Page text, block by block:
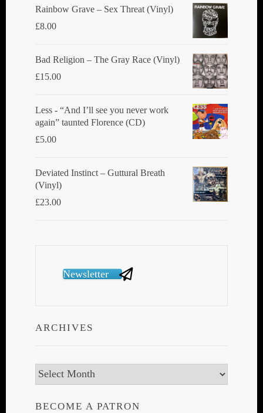
Rainbow Grave ‎– Sex Threat (Vinyl)
£8.00
Bad Religion ‎– The Gray Race (Vinyl)
£15.00
Less - “And I’ll see you never work
again” taunted Florence (CD)
£5.00
Deviated Instinct ‎– Guttural Breath
(Vinyl)
£23.00
Newsletter
ARCHIVES
Archives
BECOME A PATRON